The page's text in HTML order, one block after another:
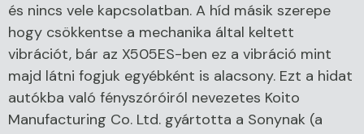
és nincs vele kapcsolatban. A híd másik szerepe
hogy csökkentse a mechanika által keltett
vibrációt, bár az X505ES-ben ez a vibráció mint
majd látni fogjuk egyébként is alacsony. Ezt a hidat
autókba való fényszóróiról nevezetes Koito
Manufacturing Co. Ltd. gyártotta a Sonynak (a